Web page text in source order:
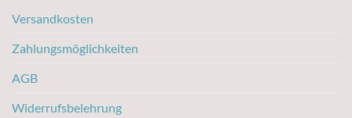
Versandkosten
Zahlungsmöglichkeiten
AGB
Widerrufsbelehrung